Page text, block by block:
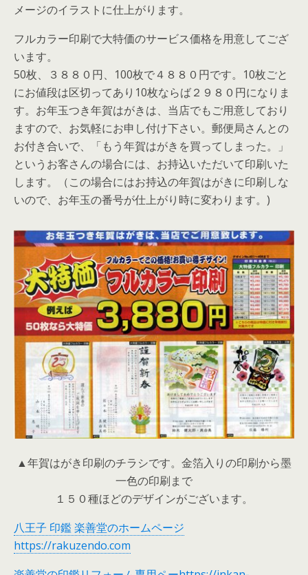
メージのイラストに仕上がります。
フルカラー印刷で大特価のサービス価格を用意してござ
います。
50枚、３８８０円、100枚で４８８０円です。10枚ごと
にお値段は区切ってあり10枚ならば２９８０円になりま
す。お年玉つき年賀はがきは、当店でもご用意しており
ますので、お気軽にお申し付け下さい。郵便局さんとの
お付き合いで、「もう年賀はがきを買ってしまった。」
というお客さんの場合には、お持込いただいて印刷いた
します。（この場合にはお持込の年賀はがきに印刷しな
いので、お年玉の番号が仕上がり時に変わります。)
▲年賀はがき印刷のチラシです。金箔入りの印刷から墨
一色の印刷まで
１５０種ほどのデザインがございます。
八王子 印鑑 楽善堂のホームページ
https://rakuzendo.com